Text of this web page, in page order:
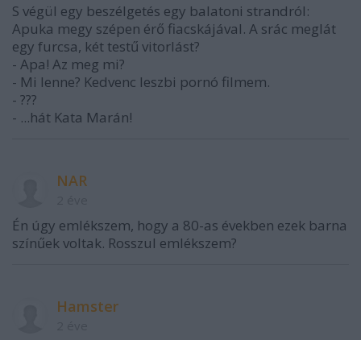
S végül egy beszélgetés egy balatoni strandról:
Apuka megy szépen érő fiacskájával. A srác meglát
egy furcsa, két testű vitorlást?
- Apa! Az meg mi?
- Mi lenne? Kedvenc leszbi pornó filmem.
- ???
- ...hát Kata Marán!
NAR
Én úgy emlékszem, hogy a 80-as években ezek barna
színűek voltak. Rosszul emlékszem?
Hamster